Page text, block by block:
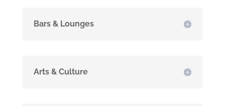
Bars & Lounges
Arts & Culture